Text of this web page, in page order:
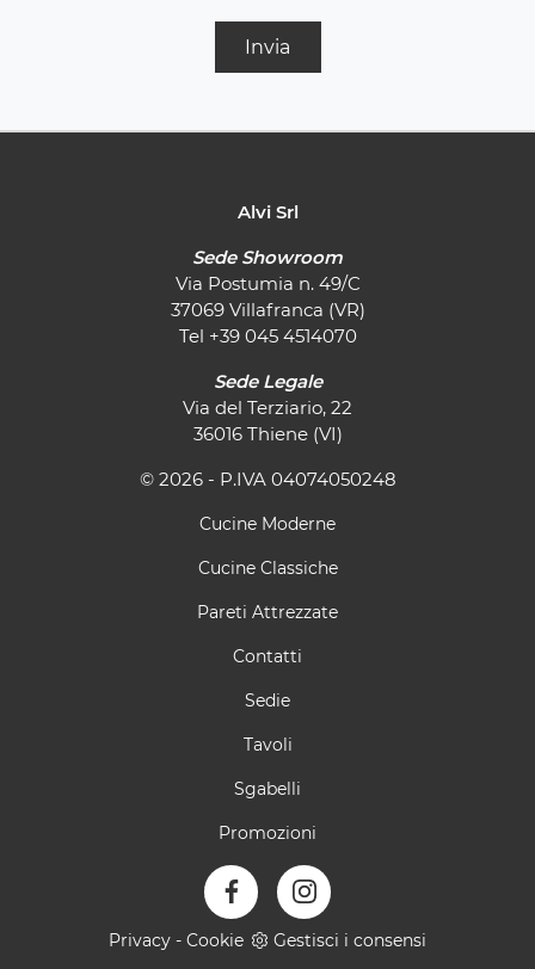
Invia
Alvi Srl
Sede Showroom
Via Postumia n. 49/C
37069 Villafranca (VR)
Tel +39 045 4514070
Sede Legale
Via del Terziario, 22
36016 Thiene (VI)
© 2026 - P.IVA 04074050248
Cucine Moderne
Cucine Classiche
Pareti Attrezzate
Contatti
Sedie
Tavoli
Sgabelli
Promozioni
Privacy - Cookie Gestisci i consensi